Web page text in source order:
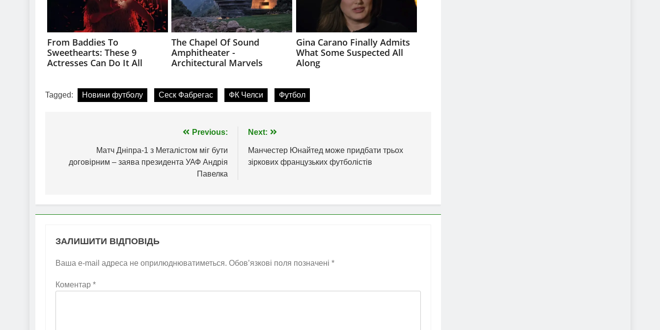
Tagged: Новини футболу Сеск Фабрегас ФК Челси Футбол
записів
Previous:
Матч Дніпра-1 з Металістом міг бути
договірним – заява президента УАФ Андрія
Павелка
Next:
Манчестер Юнайтед може придбати трьох
зіркових французьких футболістів
ЗАЛИШИТИ ВІДПОВІДЬ
Ваша e-mail адреса не оприлюднюватиметься. Обов’язкові поля позначені *
Коментар *